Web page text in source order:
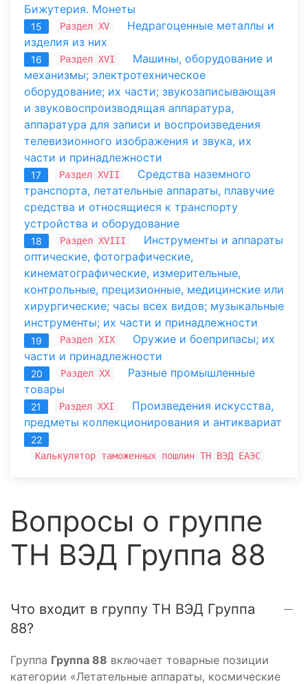
Бижутерия. Монеты
15 Раздел XV
Недрагоценные металлы и
изделия из них
16 Раздел XVI
Машины, оборудование и
механизмы; электротехническое
оборудование; их части; звукозаписывающая
и звуковоспроизводящая аппаратура,
аппаратура для записи и воспроизведения
телевизионного изображения и звука, их
части и принадлежности
17 Раздел XVII
Средства наземного
транспорта, летательные аппараты, плавучие
средства и относящиеся к транспорту
устройства и оборудование
18 Раздел XVIII
Инструменты и аппараты
оптические, фотографические,
кинематографические, измерительные,
контрольные, прецизионные, медицинские или
хирургические; часы всех видов; музыкальные
инструменты; их части и принадлежности
19 Раздел XIX
Оружие и боеприпасы; их
части и принадлежности
20 Раздел XX
Разные промышленные
товары
21 Раздел XXI
Произведения искусства,
предметы коллекционирования и антиквариат
22
Калькулятор таможенных пошлин ТН ВЭД ЕАЭС
Вопросы о группе
ТН ВЭД Группа 88
Что входит в группу ТН ВЭД Группа
88?
Группа Группа 88 включает товарные позиции
категории «Летательные аппараты, космические